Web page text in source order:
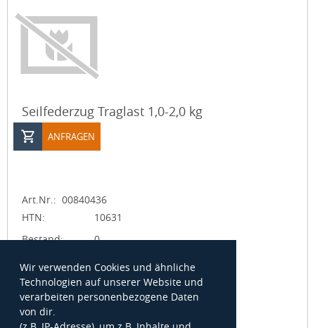
Wir verwenden Cookies und ähnliche
Technologien auf unserer Website und
verarbeiten personenbezogene Daten
von dir.
Seilfederzug Traglast 1,0-2,0 kg
ANFRAGEN
Art.Nr.: 00840436
HTN:
10631
Bestand:
0
ME:
ST
Benennung:
FEDERZUG
Status:
Aktiv